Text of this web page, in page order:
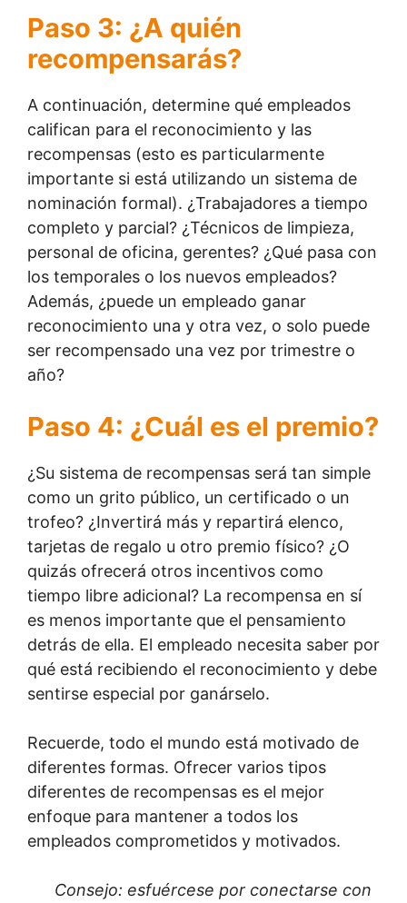
Paso 3: ¿A quién
recompensarás?
A continuación, determine qué empleados
califican para el reconocimiento y las
recompensas (esto es particularmente
importante si está utilizando un sistema de
nominación formal). ¿Trabajadores a tiempo
completo y parcial? ¿Técnicos de limpieza,
personal de oficina, gerentes? ¿Qué pasa con
los temporales o los nuevos empleados?
Además, ¿puede un empleado ganar
reconocimiento una y otra vez, o solo puede
ser recompensado una vez por trimestre o
año?
Paso 4: ¿Cuál es el premio?
¿Su sistema de recompensas será tan simple
como un grito público, un certificado o un
trofeo? ¿Invertirá más y repartirá elenco,
tarjetas de regalo u otro premio físico? ¿O
quizás ofrecerá otros incentivos como
tiempo libre adicional? La recompensa en sí
es menos importante que el pensamiento
detrás de ella. El empleado necesita saber por
qué está recibiendo el reconocimiento y debe
sentirse especial por ganárselo.
Recuerde, todo el mundo está motivado de
diferentes formas. Ofrecer varios tipos
diferentes de recompensas es el mejor
enfoque para mantener a todos los
empleados comprometidos y motivados.
Consejo: esfuércese por conectarse con